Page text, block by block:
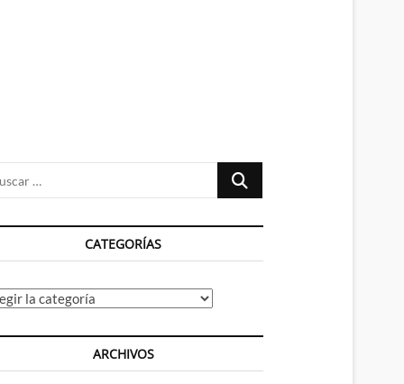
Buscar
CATEGORÍAS
ARCHIVOS